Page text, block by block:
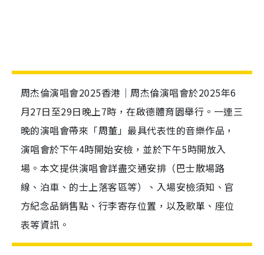
周杰倫演唱會2025香港｜周杰倫演唱會於2025年6
月27日至29日晚上7時，在啟德體育園舉行。一連三
晚的演唱會帶來「周董」最具代表性的音樂作品，
演唱會於下午4時開始安檢，並於下午5時開放入
場。本文提供演唱會詳盡交通安排（巴士散場路
線、泊車、的士上落客區等）、入場安檢須知、官
方紀念品銷售點、行李寄存位置，以及歌單、座位
表等資訊。